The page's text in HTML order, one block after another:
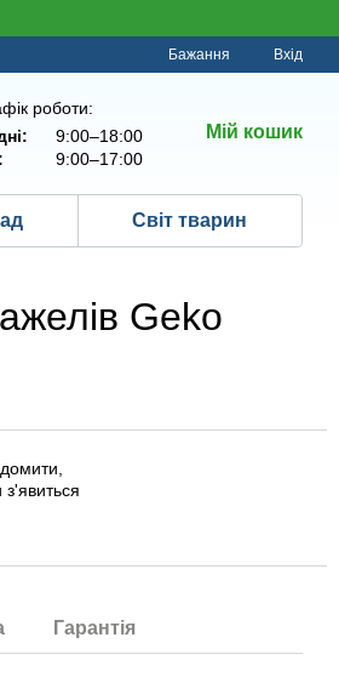
Бажання Вхід
роботи:
9:00–18:00
9:00–17:00
Мій кошик
Світ тварин
Geko
з'явиться
Гарантія